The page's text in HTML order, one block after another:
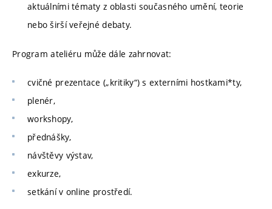
aktuálními tématy z oblasti současného umění, teorie
nebo širší veřejné debaty.
Program ateliéru může dále zahrnovat:
cvičné prezentace („kritiky“) s externími hostkami*ty,
plenér,
workshopy,
přednášky,
návštěvy výstav,
exkurze,
setkání v online prostředí.